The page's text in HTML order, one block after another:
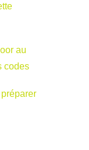
au
codes